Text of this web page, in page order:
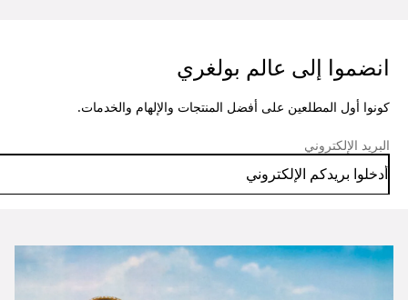
انضموا إلى عالم بولغري
كونوا أول المطلعين على أفضل المنتجات والإلهام والخدمات.
البريد الإلكتروني